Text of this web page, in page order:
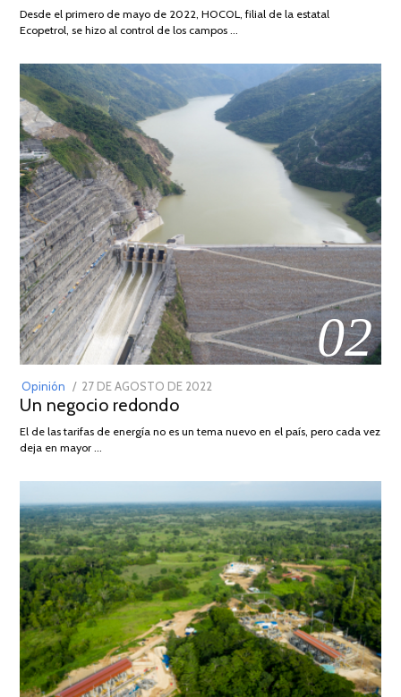
2026
Desde el primero de mayo de 2022, HOCOL, filial de la estatal
Ecopetrol, se hizo al control de los campos …
02
Opinión
POSTED
ON
27 DE AGOSTO DE 2022
DE
Un negocio redondo
El de las tarifas de energía no es un tema nuevo en el país, pero cada vez
deja en mayor …